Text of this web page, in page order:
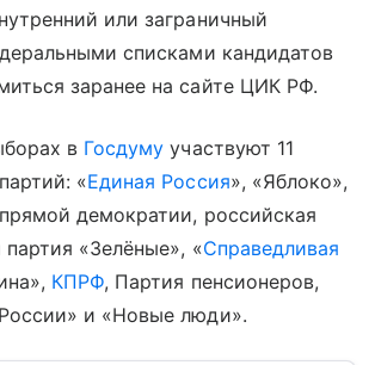
или заграничный
списками кандидатов
заранее на сайте ЦИК РФ.
в Госдуму участвуют 11
«Единая Россия», «Яблоко»,
демократии, российская
партия «Зелёные», «Справедливая
КПРФ, Партия пенсионеров,
и «Новые люди».